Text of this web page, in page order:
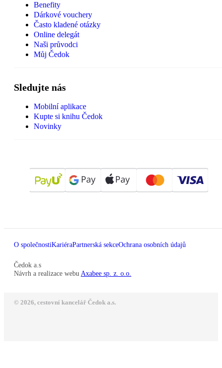
Benefity
Dárkové vouchery
Často kladené otázky
Online delegát
Naši průvodci
Můj Čedok
Sledujte nás
Mobilní aplikace
Kupte si knihu Čedok
Novinky
O společnostiKariéraPartnerská sekceOchrana osobních údajů
Čedok a.s
Návrh a realizace webu Axabee sp. z. o.o.
© 2026, cestovní kancelář Čedok a.s.